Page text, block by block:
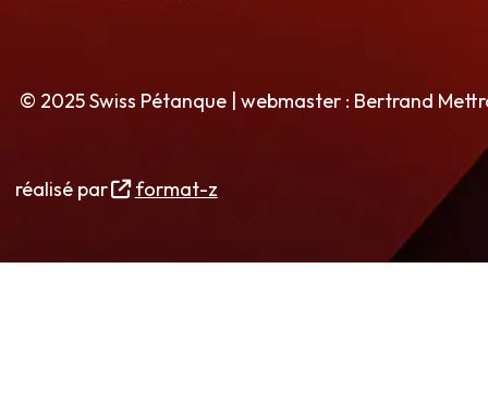
© 2025 Swiss Pétanque | webmaster : Bertrand
réalisé par format-z